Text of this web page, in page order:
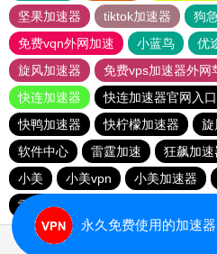
坚果加速器
tiktok加速器
狗
免费vqn外网加速
小蓝鸟 优
旋风加速器
免费vps加速器外网
快连加速器
快连加速器官网入口
快鸭加速器
快柠檬加速器 旋
软件中心
雷霆加速 狂飙加速
小美
小美vpn 小美加速器
雷霆加速
永久免费使用的加速器